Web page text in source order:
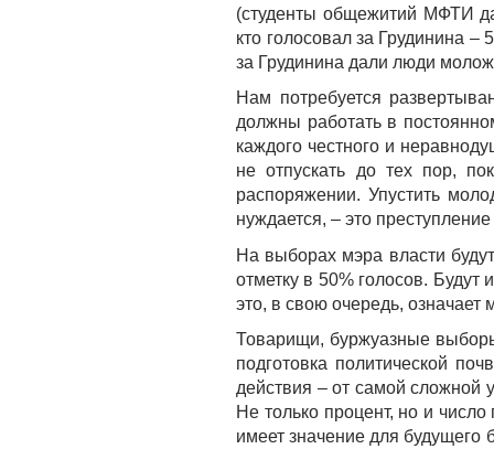
(студенты общежитий МФТИ
кто голосовал за Грудинина
за Грудинина дали люди
Нам потребуется
должны работать в
каждого честного и
не отпускать до тех пор,
распоряжении. Упустить
нуждается, – это
На выборах мэра власти
отметку в 50% голосов.
это, в свою очередь,
Товарищи, буржуазные
подготовка политической
действия – от самой сложной
Не только процент, но и
имеет значение для будущего